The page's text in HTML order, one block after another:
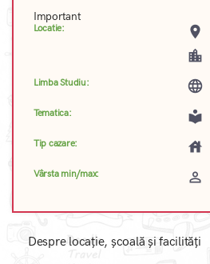
Important
Locatie: place
location_city
Limba Studiu: language
Tematica: local_library
Tip cazare: house
Vârsta min/max: perm_identity
Despre locație, școală și facilități